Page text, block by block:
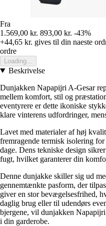
Fra
1.569,00 kr. 893,00 kr. -43%
+44,65 kr. gives til din naeste
ordre
Loading...
Beskrivelse
Dunjakken Napapijri A-Gesar
mellem komfort, stil og
eventyrere er dette ikoniske
klare vinterens udfordringer,
Lavet med materialer af høj
fremragende termisk isolering
dage. Dens tekniske design
fugt, hvilket garanterer din
Denne dunjakke skiller sig ud
gennemtænkte pasform, der
giver en stor bevægelsesfrihed,
daglig brug eller til udendørs
bjergene, vil dunjakken
i din garderobe.